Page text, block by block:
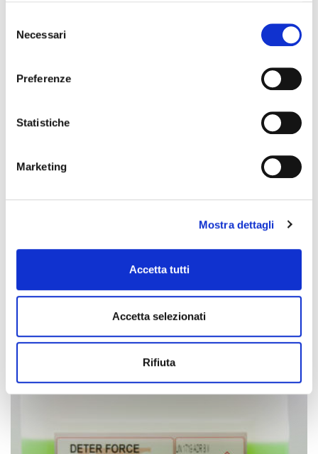
delNecessari
Preferenze
Statistiche
Marketing
Mostra dettagli
Accetta tutti
Accetta selezionati
Rifiuta
SPRAY CARCOS RACING –